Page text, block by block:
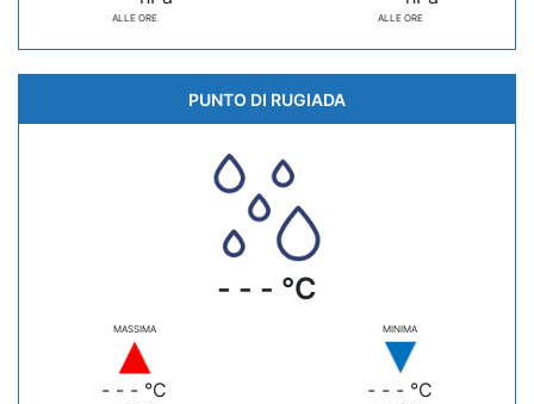
ALLE ORE ALLE ORE
PUNTO DI RUGIADA
- - - °C
MASSIMA
- - - °C
MINIMA
- - - °C